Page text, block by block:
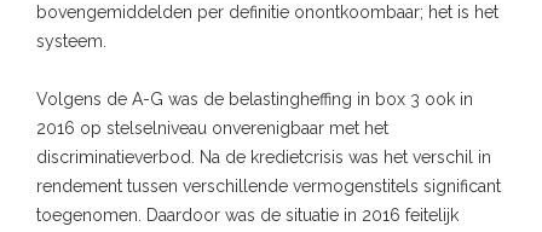
bovengemiddelden per definitie onontkoombaar; het is het
systeem.
Volgens de A-G was de belastingheffing in box 3 ook in
2016 op stelselniveau onverenigbaar met het
discriminatieverbod. Na de kredietcrisis was het verschil in
rendement tussen verschillende vermogenstitels significant
toegenomen. Daardoor was de situatie in 2016 feitelijk